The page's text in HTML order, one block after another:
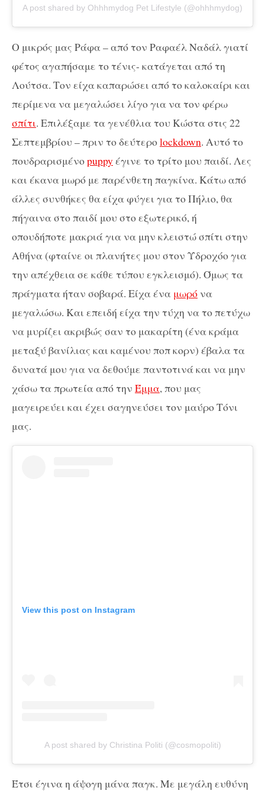
A post shared by Ohhhmydog Pet Lifestyle (@ohhhmydog)
Ο μικρός μας Ράφα – από τον Ραφαέλ Ναδάλ γιατί
φέτος αγαπήσαμε το τένις- κατάγεται από τη
Λούτσα. Τον είχα καπαρώσει από το καλοκαίρι και
περίμενα να μεγαλώσει λίγο για να τον φέρω
σπίτι. Επιλέξαμε τα γενέθλια του Κώστα στις 22
Σεπτεμβρίου – πριν το δεύτεροlockdown. Αυτό το
πουδραρισμένοpuppyέγινε το τρίτο μου παιδί. Λες
και έκανα μωρό με παρένθετη παγκίνα. Κάτω από
άλλες συνθήκες θα είχα φύγει για το Πήλιο, θα
πήγαινα στο παιδί μου στο εξωτερικό, ή
οπουδήποτε μακριά για να μην κλειστώ σπίτι στην
Αθήνα (φταίνε οι πλανήτες μου στον Υδροχόο για
την απέχθεια σε κάθε τύπου εγκλεισμό). Όμως τα
πράγματα ήταν σοβαρά. Είχα ένα μωρόνα
μεγαλώσω. Και επειδή είχα την τύχη να το πετύχω
να μυρίζει ακριβώς σαν το μακαρίτη (ένα κράμα
μεταξύ βανίλιας και καμένου ποπ κορν) έβαλα τα
δυνατά μου για να δεθούμε παντοτινά και να μην
χάσω τα πρωτεία από την Έμμα, που μας
μαγειρεύει και έχει σαγηνεύσει τον μαύρο Τόνι
μας.
View this post on Instagram
A post shared by Christina Politi (@cosmopoliti)
Έτσι έγινα η άψογη μάνα παγκ. Με μεγάλη ευθύνη